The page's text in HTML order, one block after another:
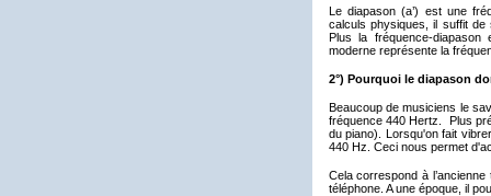
Le diapason (a’) est une
calculs physiques, il suffit
Plus la fréquence-
moderne représente la
2°) Pourquoi le diapason
Beaucoup de musiciens le
fréquence 440 Hertz. Plus
du piano). Lorsqu'on fait
440 Hz. Ceci nous permet
Cela correspond à l’ancienne
téléphone. A une époque, il